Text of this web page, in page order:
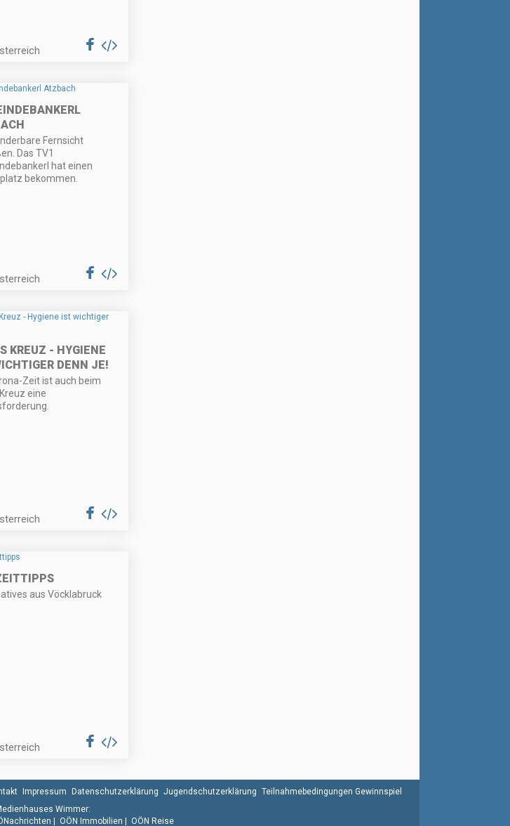
Fernsicht
Das TV1
hat einen
bekommen.
KREUZ - HYGIENE
DENN JE!
Zeit ist auch beim
eine
aus Vöcklabruck
Impressum Datenschutzerklärung Jugendschutzerklärung Teilnahmebedingungen Gewinnspiel
Wimmer:
OÖN Immobilien OÖN Reise